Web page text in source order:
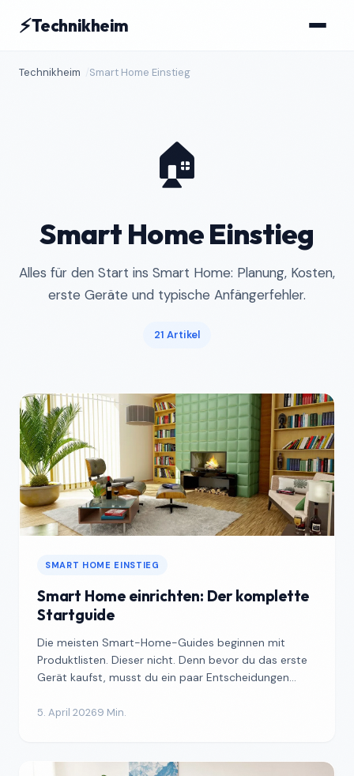
⚡Technikheim
Technikheim Smart Home Einstieg
🏠
Smart Home Einstieg
Alles für den Start ins Smart Home: Planung, Kosten,
erste Geräte und typische Anfängerfehler.
21 Artikel
SMART HOME EINSTIEG
Smart Home einrichten: Der komplette
Startguide
Die meisten Smart-Home-Guides beginnen mit
Produktlisten. Dieser nicht. Denn bevor du das erste
Gerät kaufst, musst du ein paar Entscheidungen
5. April 20269 Min.